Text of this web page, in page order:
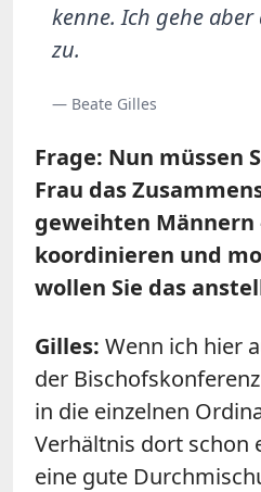
kenne. Ich gehe
zu.
— Beate Gilles
Frage: Nun müssen
Frau das
geweihten Männern
koordinieren und
wollen Sie das
Gilles: Wenn ich hier
der
in die einzelnen
Verhältnis dort schon
eine gute